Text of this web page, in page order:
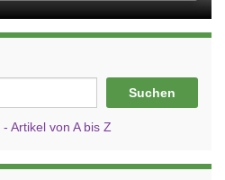
Suchen
Artikel von A bis Z